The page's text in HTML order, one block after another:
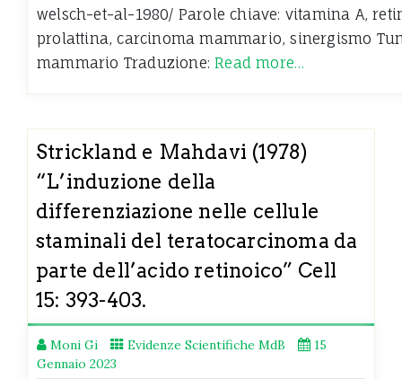
welsch-et-al-1980/ Parole chiave: vitamina A,
prolattina, carcinoma mammario, sinergismo
mammario Traduzione:Read more…
Strickland e Mahdavi (1978)
“L’induzione della
differenziazione nelle cellule
staminali del teratocarcinoma da
parte dell’acido retinoico” Cell
15: 393-403.
Moni Gi Evidenze Scientifiche MdB
15
Gennaio 2023